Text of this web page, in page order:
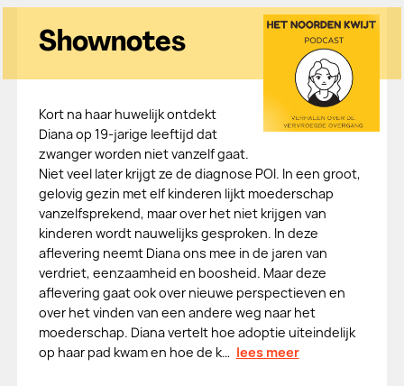
Shownotes
Kort na haar huwelijk ontdekt
Diana op 19-jarige leeftijd dat
zwanger worden niet vanzelf gaat.
Niet veel later krijgt ze de diagnose POI. In een groot,
gelovig gezin met elf kinderen lijkt moederschap
vanzelfsprekend, maar over het niet krijgen van
kinderen wordt nauwelijks gesproken. In deze
aflevering neemt Diana ons mee in de jaren van
verdriet, eenzaamheid en boosheid. Maar deze
aflevering gaat ook over nieuwe perspectieven en
over het vinden van een andere weg naar het
moederschap. Diana vertelt hoe adoptie uiteindelijk
op haar pad kwam en hoe de k… lees meer